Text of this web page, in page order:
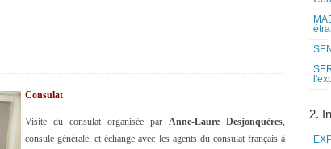
Consulat
Visite du consulat organisée par Anne-Laure Desjonquères,
consule générale, et échange avec les agents du consulat français à
2.